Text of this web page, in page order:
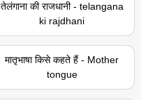
तेलंगाना की राजधानी - telangana
ki rajdhani
मातृभाषा किसे कहते हैं - Mother
tongue